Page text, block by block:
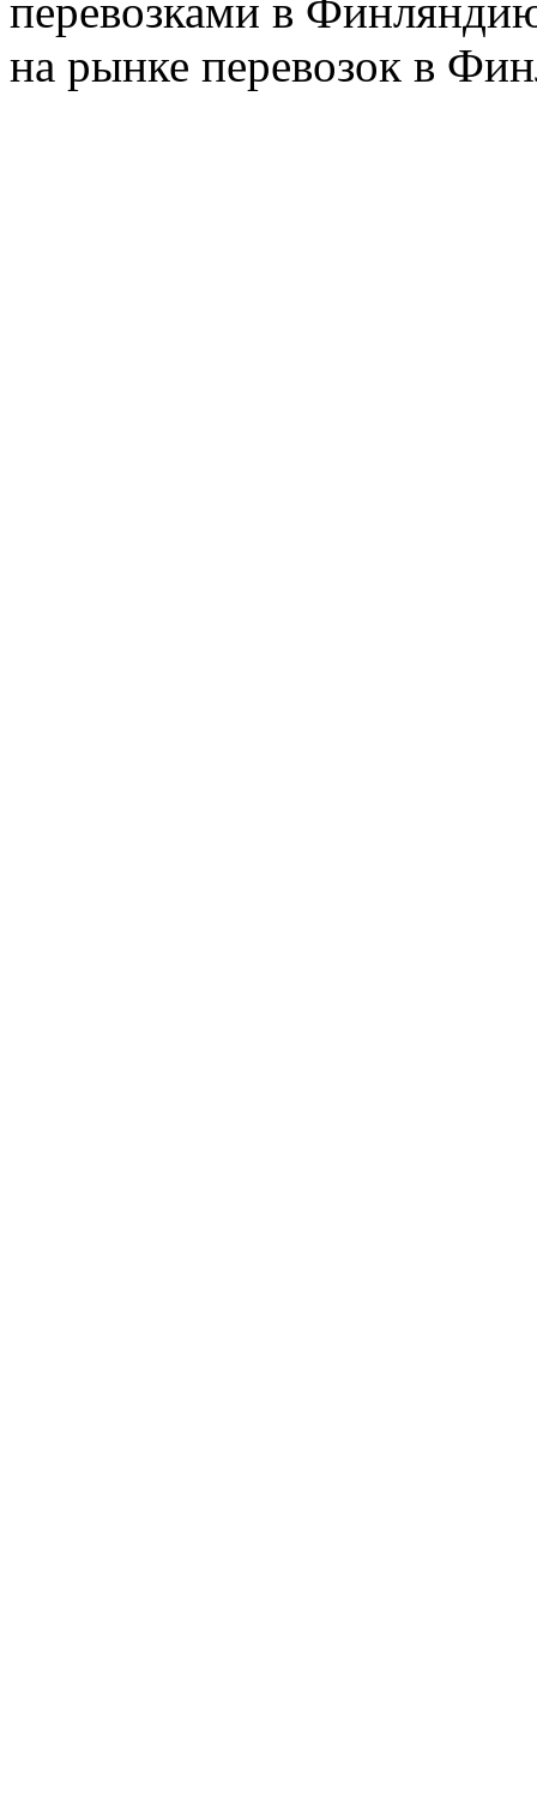
перевозками в
на рынке перевозок в